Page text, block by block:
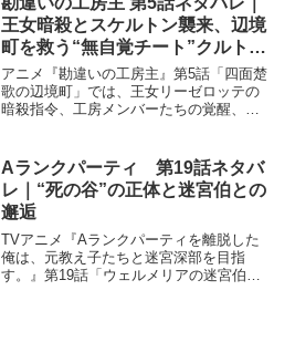
込まれ、異世界転生も...
王女暗殺とスケルトン襲来、辺境
町を救う“無自覚チート”クルトの
力
アニメ『勘違いの工房主』第5話「四面楚
歌の辺境町」では、王女リーゼロッテの
暗殺指令、工房メンバーたちの覚醒、そ
きく加速します。 呪いを跳ね返す“補助
職”クルトの規格外の...
Aランクパーティ 第19話ネタバ
レ｜“死の谷”の正体と迷宮伯との
邂逅
TVアニメ『Aランクパーティを離脱した
俺は、元教え子たちと迷宮深部を目指
す。』第19話「ウェルメリアの迷宮伯」